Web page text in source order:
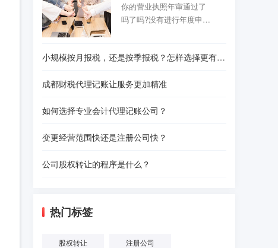
你的营业执照年审通过了
吗了吗?没有进行年度申报
取消，改为企业年度报告
公示时间是每年的1月1日-6
位创业者们准备了一份操
悉怎样操作的人作为参
小规模按月报税，还是按季报税？怎样选择更有利？
成都财税代理记账让服务更加精准
如何选择专业会计代理记账公司？
变更经营范围快还是注册公司快？
公司股权转让的程序是什么？
热门标签
股权转让 注册公司